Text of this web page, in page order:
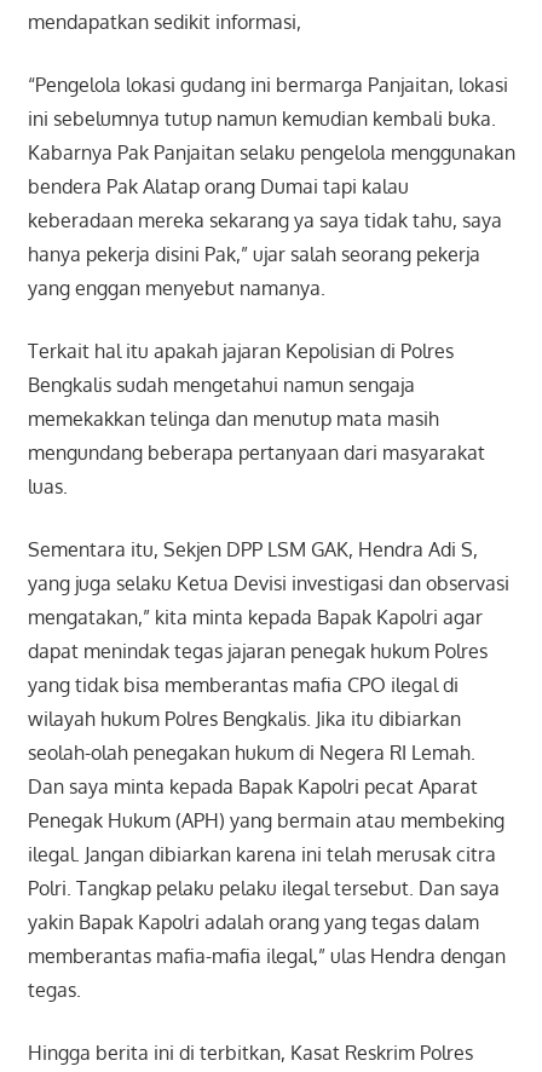
mendapatkan sedikit informasi,
“Pengelola lokasi gudang ini bermarga Panjaitan, lokasi
ini sebelumnya tutup namun kemudian kembali buka.
Kabarnya Pak Panjaitan selaku pengelola menggunakan
bendera Pak Alatap orang Dumai tapi kalau
keberadaan mereka sekarang ya saya tidak tahu, saya
hanya pekerja disini Pak,” ujar salah seorang pekerja
yang enggan menyebut namanya.
Terkait hal itu apakah jajaran Kepolisian di Polres
Bengkalis sudah mengetahui namun sengaja
memekakkan telinga dan menutup mata masih
mengundang beberapa pertanyaan dari masyarakat
luas.
Sementara itu, Sekjen DPP LSM GAK, Hendra Adi S,
yang juga selaku Ketua Devisi investigasi dan observasi
mengatakan,” kita minta kepada Bapak Kapolri agar
dapat menindak tegas jajaran penegak hukum Polres
yang tidak bisa memberantas mafia CPO ilegal di
wilayah hukum Polres Bengkalis. Jika itu dibiarkan
seolah-olah penegakan hukum di Negera RI Lemah.
Dan saya minta kepada Bapak Kapolri pecat Aparat
Penegak Hukum (APH) yang bermain atau membeking
ilegal. Jangan dibiarkan karena ini telah merusak citra
Polri. Tangkap pelaku pelaku ilegal tersebut. Dan saya
yakin Bapak Kapolri adalah orang yang tegas dalam
memberantas mafia-mafia ilegal,” ulas Hendra dengan
tegas.
Hingga berita ini di terbitkan, Kasat Reskrim Polres